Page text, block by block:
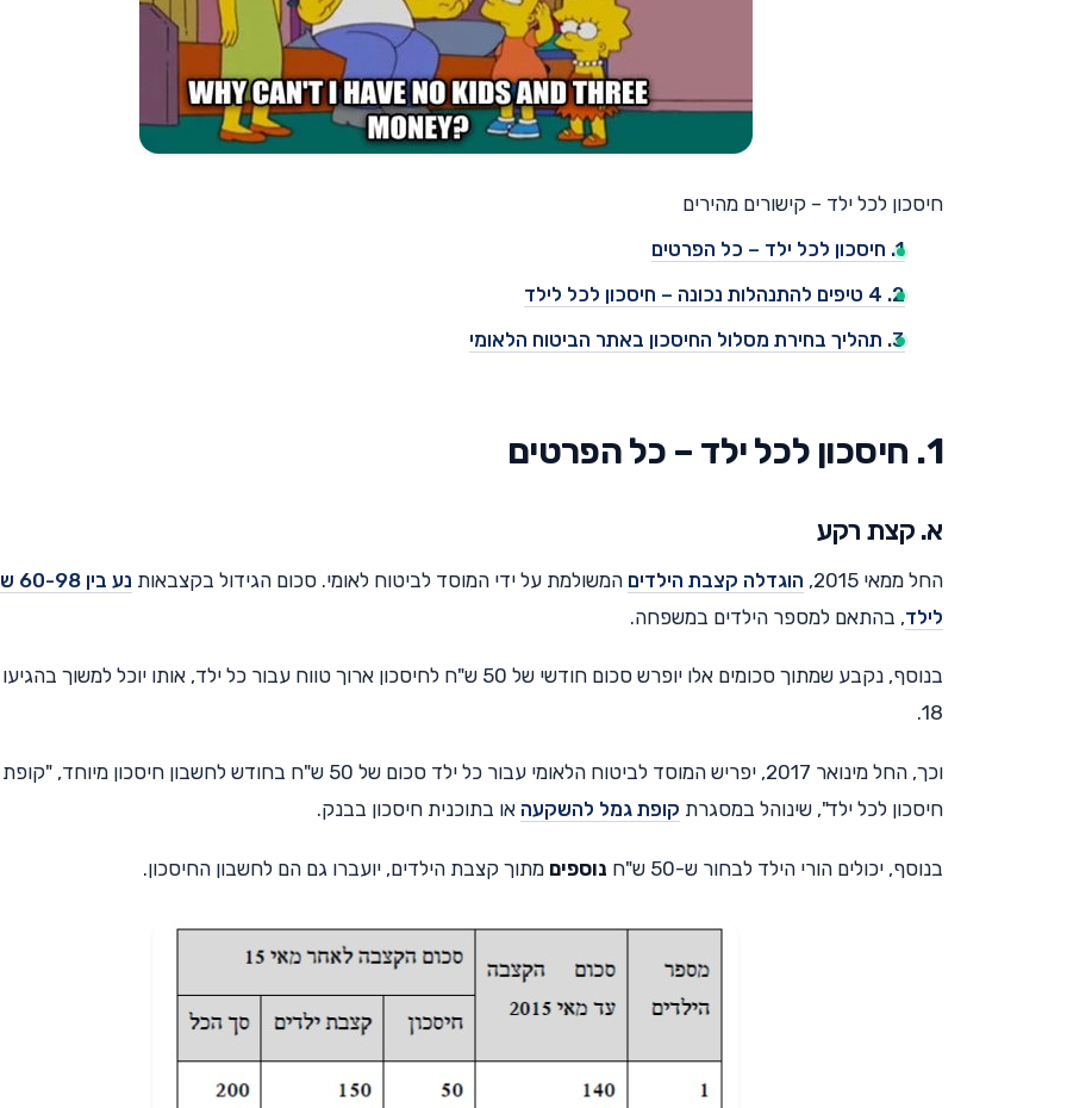
חיסכון לכל ילד – קישורים מהירים
1. חיסכון לכל ילד – כל הפרטים
2. 4 טיפים להתנהלות נכונה – חיסכון לכל לילד
3. תהליך בחירת מסלול החיסכון באתר הביטוח הלאומי
1. חיסכון לכל ילד – כל הפרטים
א. קצת רקע
החל ממאי 2015, הוגדלה קצבת הילדים המשולמת על ידי המוסד לביטוח לאומי. סכום הגידול בקצבאות
נע
לילד, בהתאם למספר הילדים במשפחה.
בנוסף, נקבע שמתוך סכומים אלו יופרש סכום חודשי של 50 ש"ח לחיסכון ארוך טווח עבור כל ילד, אותו יוכל למשוך
18.
וכך, החל מינואר 2017, יפריש המוסד לביטוח הלאומי עבור כל ילד סכום של 50 ש"ח בחודש לחשבון חיסכון מיוחד, "קופת
חיסכון לכל ילד", שינוהל במסגרת קופת גמל להשקעה או בתוכנית חיסכון בבנק.
בנוסף, יכולים הורי הילד לבחור ש-50 ש"ח נוספים מתוך קצבת הילדים, יועברו גם הם לחשבון החיסכון.